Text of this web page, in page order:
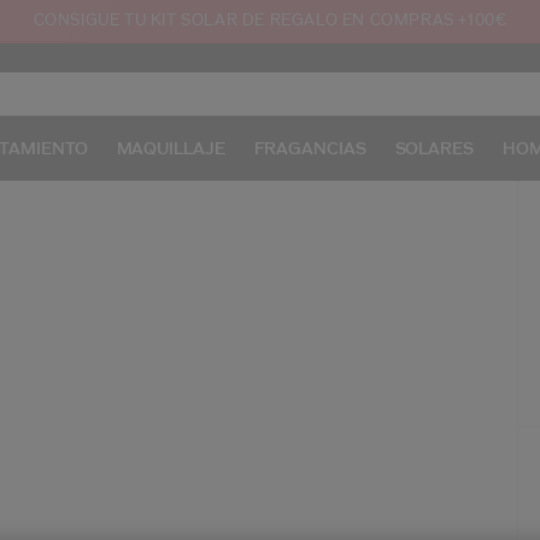
MAQUILLAJE FRAGANCIAS SOLARES